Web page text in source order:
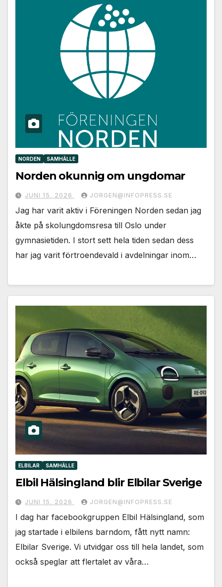
NORDEN SAMHÄLLE
Norden okunnig om ungdomar
JUNI 15, 2026 JORGEN@INFOPRESS.SE
Jag har varit aktiv i Föreningen Norden sedan jag
åkte på skolungdomsresa till Oslo under
gymnasietiden. I stort sett hela tiden sedan dess
har jag varit förtroendevald i avdelningar inom…
ELBILAR SAMHÄLLE
Elbil Hälsingland blir Elbilar Sverige
JUNI 15, 2026 JORGEN@INFOPRESS.SE
I dag har facebookgruppen Elbil Hälsingland, som
jag startade i elbilens barndom, fått nytt namn:
Elbilar Sverige. Vi utvidgar oss till hela landet, som
också speglar att flertalet av våra…